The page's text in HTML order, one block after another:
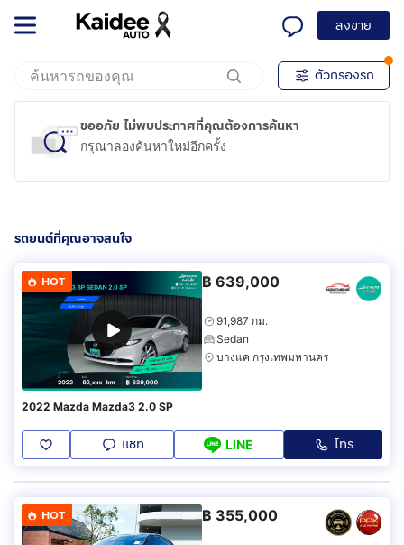
ลงขาย
ตัวกรองรถ
ขออภัย ไม่พบประกาศที่คุณต้องการค้นหา
กรุณาลองค้นหาใหม่อีกครั้ง
รถยนต์ที่คุณอาจสนใจ
HOT ฿ 639,000
91,987 กม.
Sedan
บางแค กรุงเทพมหานคร
2022 Mazda Mazda3 2.0 SP
แชท LINE โทร
HOT ฿ 355,000